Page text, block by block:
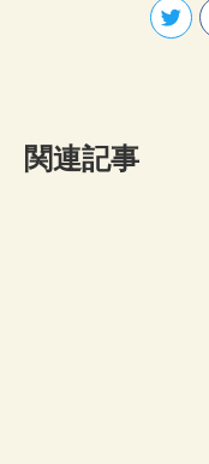
関連記事